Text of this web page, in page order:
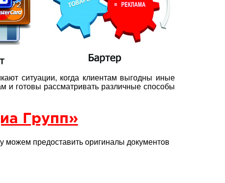
ситуации, когда клиентам выгодны иные
готовы рассматривать различные способы
Групп»
можем предоставить оригиналы документов